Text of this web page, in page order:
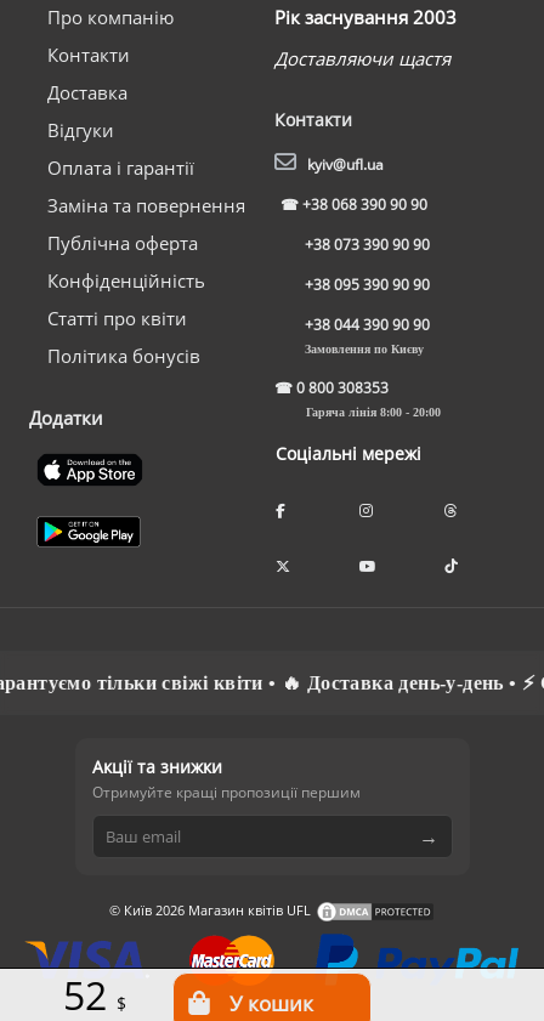
52 $
Про компанію
Контакти
Доставка
Відгуки
Оплата і гарантії
Заміна та повернення
Публічна оферта
Конфіденційність
Статті про квіти
Політика бонусів
Додатки
Рік заснування 2003
Доставляючи щастя
Контакти
kyiv@ufl.ua
☎+38 068 390 90 90
+38 073 390 90 90
+38 095 390 90 90
+38 044 390 90 90
Замовлення по Києву
☎0 800 308353
Гаряча лінія 8:00 - 20:00
Соціальні мережі
свіжі квіти • 🔥 Доставка день-у-день • ⚡
Акції та знижки
Отримуйте кращі пропозиції першим
→
© Київ 2026 Магазин квітів UFL